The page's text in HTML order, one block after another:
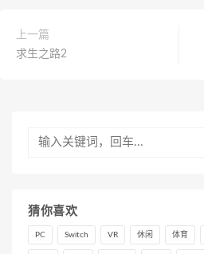
上一篇
求生之路2
猜你喜欢
PC Switch VR 休闲 体育